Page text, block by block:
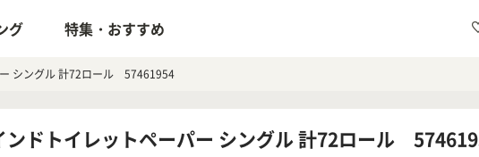
グ 特集・おすすめ
シングル 計72ロール 57461954
ンドトイレットペーパー シングル 計72ロール